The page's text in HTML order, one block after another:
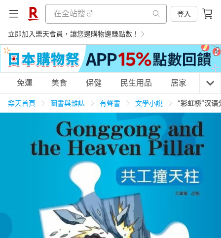
登入
立即加入樂天會員，讓您邊購物邊賺點數！
購物網分類
美食蛋糕 養生保健 民生用品
運動休閒 親子玩具
男裝 化妝保養
免運 美食 保健 民生用品 居家 3C
樂天首頁 圖書與雜誌 有聲書 文學小說 “彩虹桥”汉